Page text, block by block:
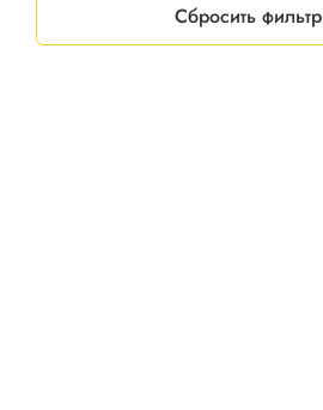
Сбросить фильтр